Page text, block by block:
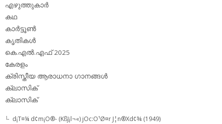
എഴുത്തുകാര്‍
കഥ
കാര്‍ട്ടൂണ്‍
കൃതികള്‍
കെ.എല്‍.എഫ് 2025
കേരളം
ക്രിസ്തീയ ആരാധനാ ഗാനങ്ങള്‍
ക്ലാസിക്‌
ക്ലാസിക്
d¡T¤¼ d¢m¡O®- (KßJ¡l¬«) jOc:O¹Ø¤r J¦n®Xd¢¾ (1949)